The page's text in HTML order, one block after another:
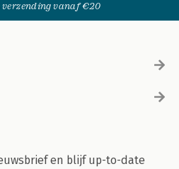
vanaf €20
en blijf up-to-date